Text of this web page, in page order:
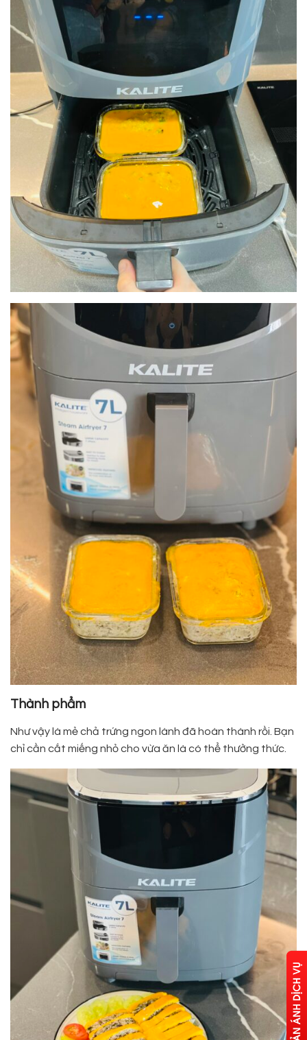
Thành phẩm
Như vậy là mẻ chả trứng ngon lành đã hoàn thành rồi. Bạn
chỉ cần cắt miếng nhỏ cho vừa ăn là có thể thưởng thức.